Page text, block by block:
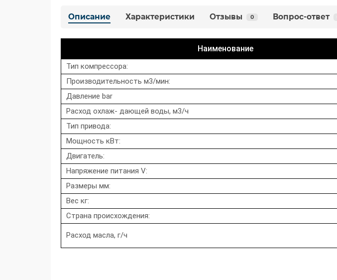
Описание Характеристики Отзывы 0 Вопрос-ответ
Наименование
Тип компрессора:
Производительность м3/мин:
Давление bar
Расход охлаж- дающей воды, м3/ч
Тип привода:
Мощность кВт:
Двигатель:
Напряжение питания V:
Размеры мм:
Вес кг:
Страна происхождения:
Расход масла, г/ч